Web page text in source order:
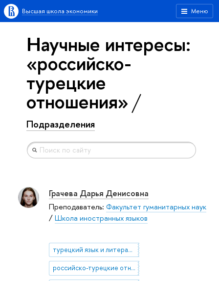
Меню
Высшая школа экономики
Научные интересы:
«российско-
турецкие
отношения»
Подразделения
Грачева Дарья Денисовна
Преподаватель: Факультет гуманитарных наук
/Школа иностранных языков
турецкий язык и литература
российско-турецкие отношения